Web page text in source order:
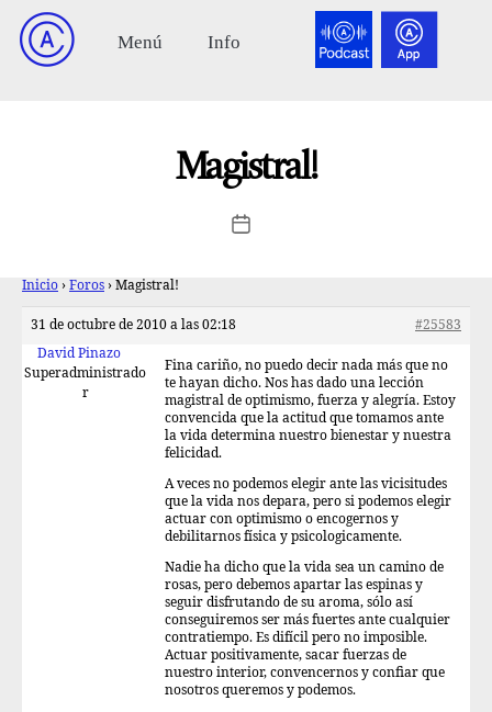
Magistral!
Inicio › Foros › Magistral!
31 de octubre de 2010 a las 02:18
#25583
David Pinazo
Superadministrado
r
Fina cariño, no puedo decir nada más que no
te hayan dicho. Nos has dado una lección
magistral de optimismo, fuerza y alegría. Estoy
convencida que la actitud que tomamos ante
la vida determina nuestro bienestar y nuestra
felicidad.
A veces no podemos elegir ante las vicisitudes
que la vida nos depara, pero si podemos elegir
actuar con optimismo o encogernos y
debilitarnos física y psicologicamente.
Nadie ha dicho que la vida sea un camino de
rosas, pero debemos apartar las espinas y
seguir disfrutando de su aroma, sólo así
conseguiremos ser más fuertes ante cualquier
contratiempo. Es difícil pero no imposible.
Actuar positivamente, sacar fuerzas de
nuestro interior, convencernos y confiar que
nosotros queremos y podemos.